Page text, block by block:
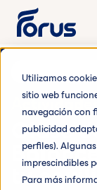
Utilizamos
sitio web
navegación con
publicidad
perfiles).
imprescindibles
Para más
Clase
tu